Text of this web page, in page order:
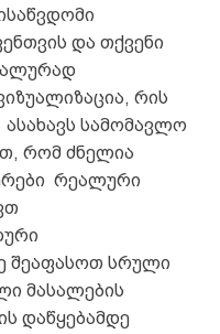
და თქვენი
რის
სამომავლო
რომ ძნელია
რეალური
შეაფასოთ სრული
მასალების
დაწყებამდე